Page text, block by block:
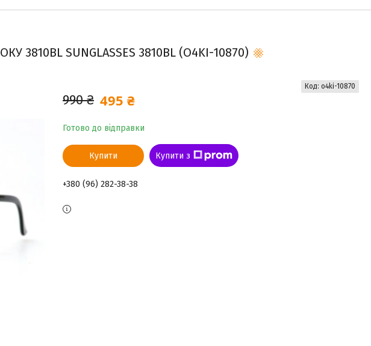
3810BL SUNGLASSES 3810BL (O4KI-10870)
990 ₴ 495 ₴
Готово до відправки
Код: o4ki-10870
Купити Купити з
+380 (96) 282-38-38